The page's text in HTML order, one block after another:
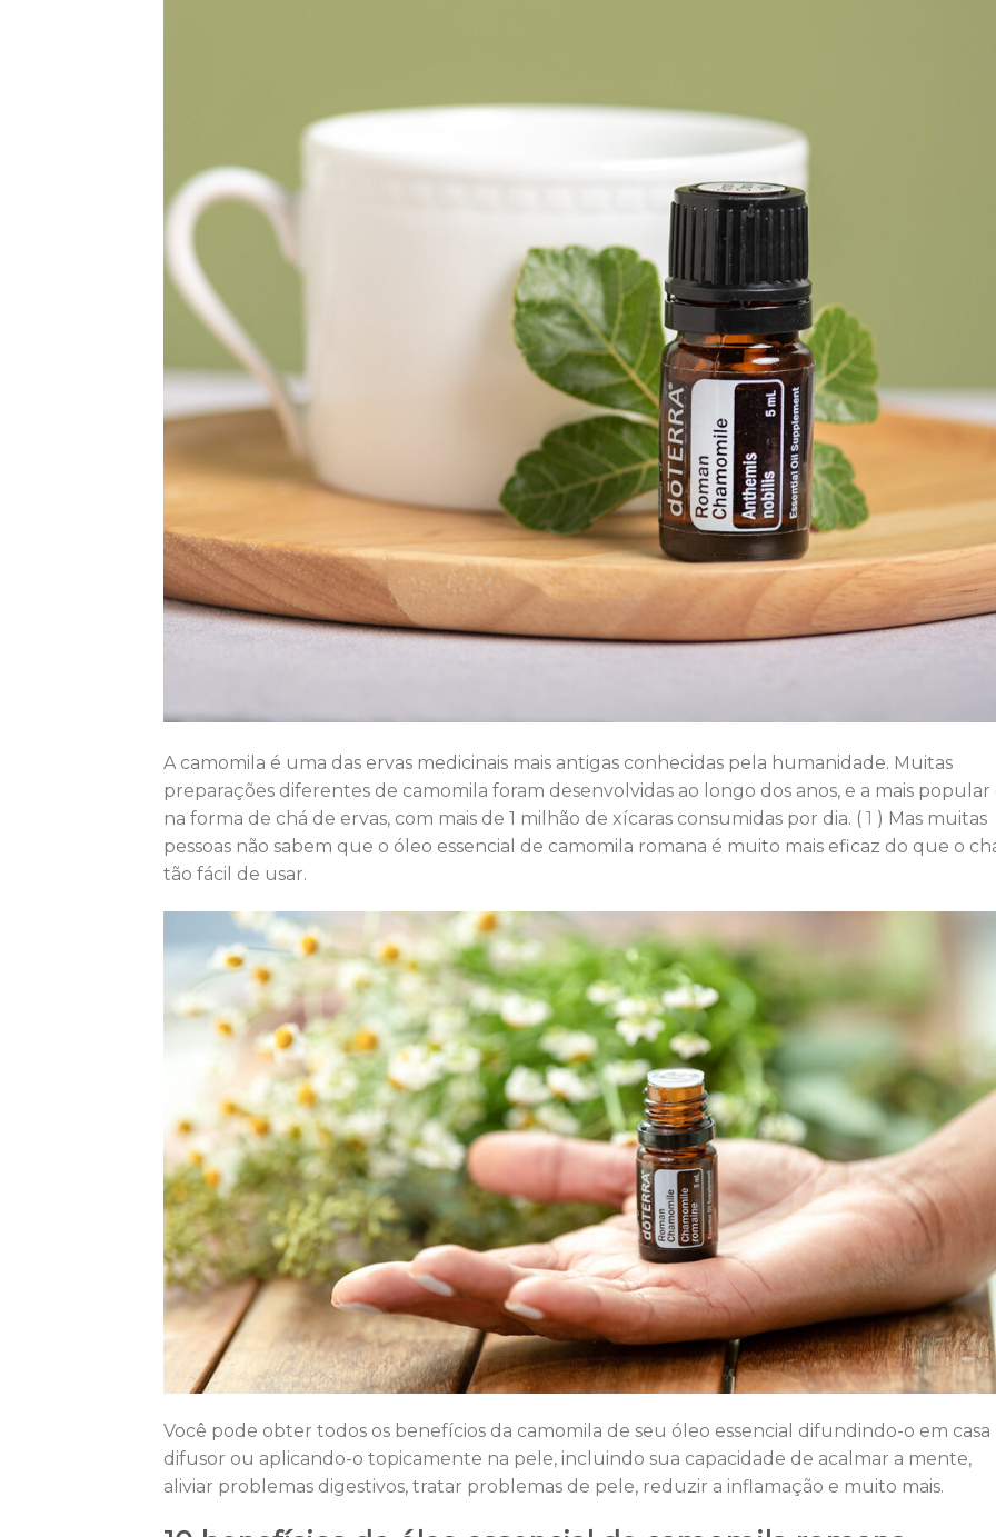
A camomila é uma das ervas medicinais mais antigas conhecidas pela humanidade. Muitas
preparações diferentes de camomila foram desenvolvidas ao longo dos anos, e a mais popular
na forma de chá de ervas, com mais de 1 milhão de xícaras consumidas por dia. ( 1 ) Mas muitas
pessoas não sabem que o óleo essencial de camomila romana é muito mais eficaz do que o
tão fácil de usar.
Você pode obter todos os benefícios da camomila de seu óleo essencial difundindo-o em casa
difusor ou aplicando-o topicamente na pele, incluindo sua capacidade de acalmar a mente,
aliviar problemas digestivos, tratar problemas de pele, reduzir a inflamação e muito mais.